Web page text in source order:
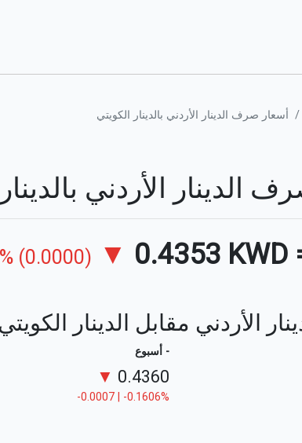
أسعار صرف الدينار الأردني بالدينار الكويتي
الدينار الأردني بالدينار
0.4353 KWD
▼
(0.0000)
الأردني مقابل الدينار
- أسبوع
0.4360
▼
-0.0007 | -0.1606%